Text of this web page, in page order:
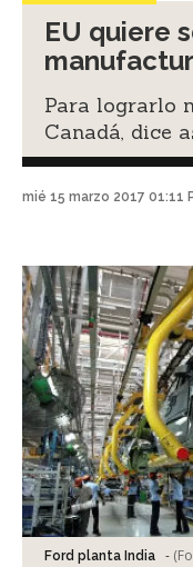
EU quiere
Para lograrlo
Canadá, dice
mié 15 marzo 2017 01:11
Ford planta India -